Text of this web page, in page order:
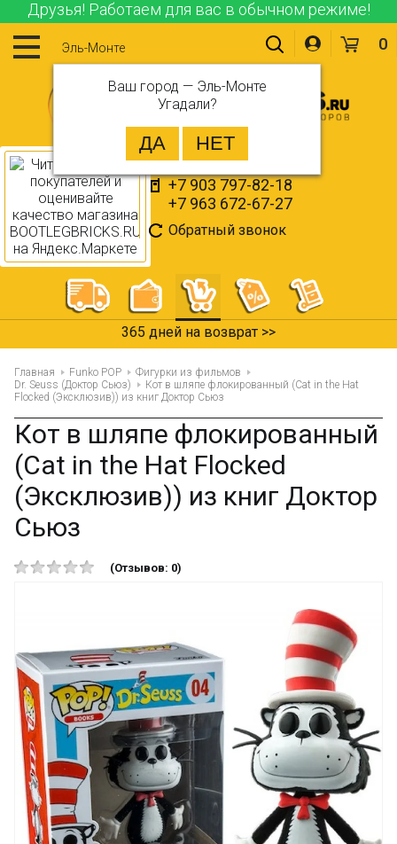
Друзья! Работаем для вас в обычном режиме!
Эль-Монте
Ваш город — Эль-Монте
Угадали?
+7 903 797-82-18
+7 963 672-67-27
Обратный звонок
0
365 дней на возврат >>
Главная Funko POP
Фигурки из фильмов
Dr. Seuss (Доктор Сьюз)
Кот в шляпе флокированный (Cat in the Hat
Flocked (Эксклюзив)) из книг Доктор Сьюз
Кот в шляпе флокированный
(Cat in the Hat Flocked
(Эксклюзив)) из книг Доктор
Сьюз
(Отзывов: 0)